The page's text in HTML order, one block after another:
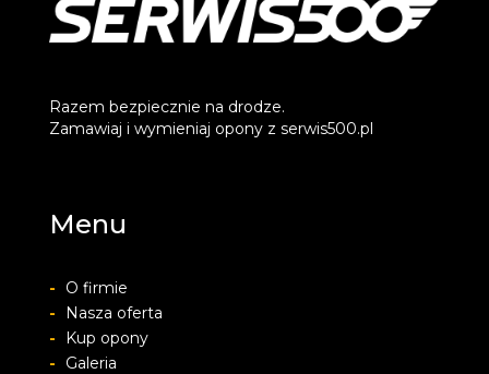
Razem bezpiecznie na drodze.
Zamawiaj i wymieniaj opony z serwis500.pl
Menu
-
O firmie
-
Nasza oferta
-
Kup opony
-
Galeria